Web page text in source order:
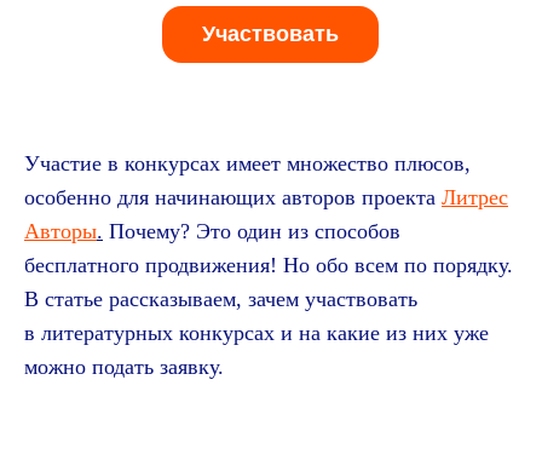
Участвовать
Участие в конкурсах имеет множество плюсов,
особенно для начинающих авторов проекта Литрес
Авторы. Почему? Это один из способов
бесплатного продвижения! Но обо всем по порядку.
В статье рассказываем, зачем участвовать
в литературных конкурсах и на какие из них уже
можно подать заявку.